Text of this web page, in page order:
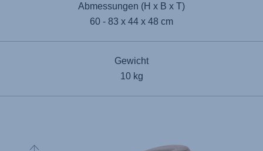
Abmessungen (H x B x T)
60 - 83 x 44 x 48 cm
Gewicht
10 kg